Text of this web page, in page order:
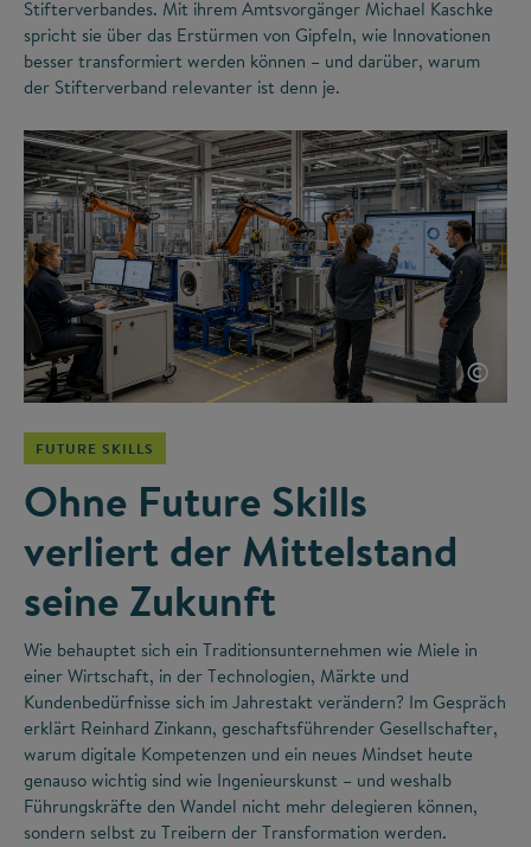
Stifterverbandes. Mit ihrem Amtsvorgänger Michael Kaschke
spricht sie über das Erstürmen von Gipfeln, wie Innovationen
besser transformiert werden können – und darüber, warum
der Stifterverband relevanter ist denn je.
©
FUTURE SKILLS
Ohne Future Skills
verliert der Mittelstand
seine Zukunft
Wie behauptet sich ein Traditionsunternehmen wie Miele in
einer Wirtschaft, in der Technologien, Märkte und
Kundenbedürfnisse sich im Jahrestakt verändern? Im Gespräch
erklärt Reinhard Zinkann, geschaftsführender Gesellschafter,
warum digitale Kompetenzen und ein neues Mindset heute
genauso wichtig sind wie Ingenieurskunst – und weshalb
Führungskräfte den Wandel nicht mehr delegieren können,
sondern selbst zu Treibern der Transformation werden.